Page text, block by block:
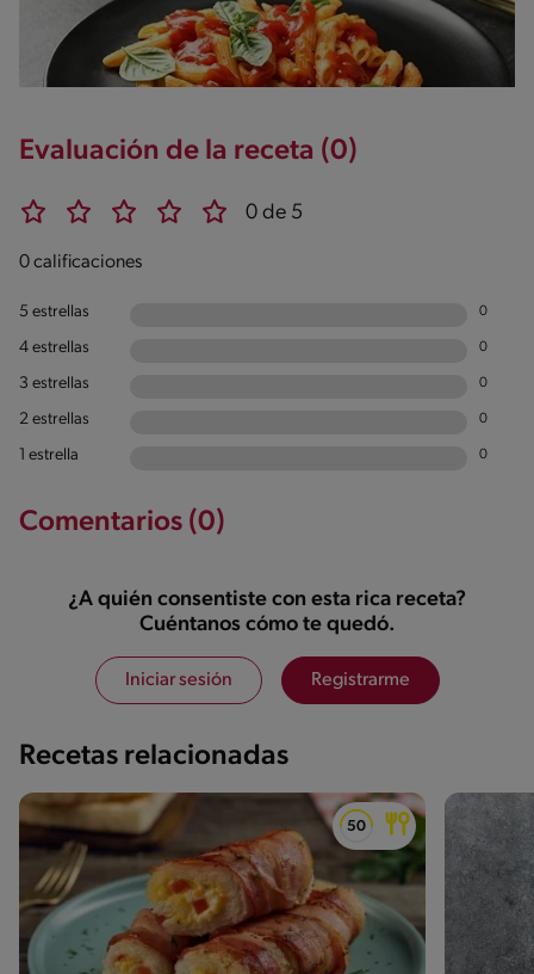
Evaluación de la receta (0)
0 de 5
0 calificaciones
5 estrellas 0
4 estrellas 0
3 estrellas 0
2 estrellas 0
1 estrella 0
Comentarios (0)
¿A quién consentiste con esta rica receta?
Cuéntanos cómo te quedó.
Iniciar sesión Registrarme
Recetas relacionadas